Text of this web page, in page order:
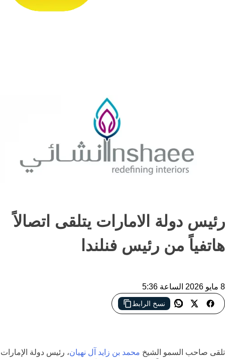
رئيس دولة الامارات يتلقى اتصالاً
هاتفياً من رئيس فنلندا
8 مايو 2026 الساعة 5:36
نسخ الرابط
تلقى صاحب السمو الشيخ محمد بن زايد آل نهيان، رئيس دولة الإمارات